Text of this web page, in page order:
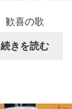
歓喜の歌
続きを読む